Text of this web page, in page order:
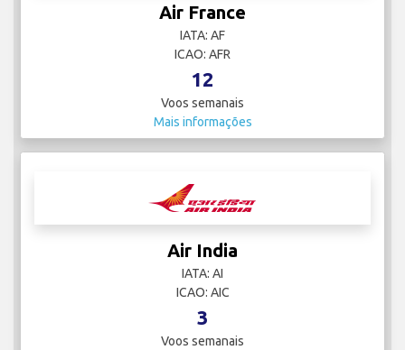
Air France
IATA: AF
ICAO: AFR
12
Voos semanais
Mais informações
Air India
IATA: AI
ICAO: AIC
3
Voos semanais